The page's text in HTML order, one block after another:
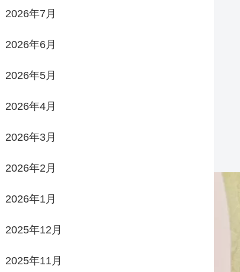
2026年7月
2026年6月
2026年5月
2026年4月
2026年3月
2026年2月
2026年1月
2025年12月
2025年11月